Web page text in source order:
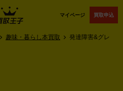
マイページ 買取申込
趣味・暮らし本買取
発達障害&グレ